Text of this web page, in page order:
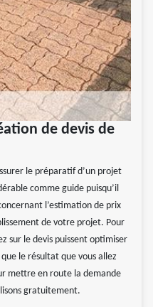
de devis de
le préparatif d’un projet
comme guide puisqu’il
l’estimation de prix
de votre projet. Pour
sur le devis puissent optimiser
le résultat que vous allez
mettre en route la demande
gratuitement.